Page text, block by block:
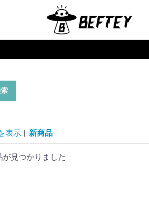
表示 | 新商品
が見つかりました